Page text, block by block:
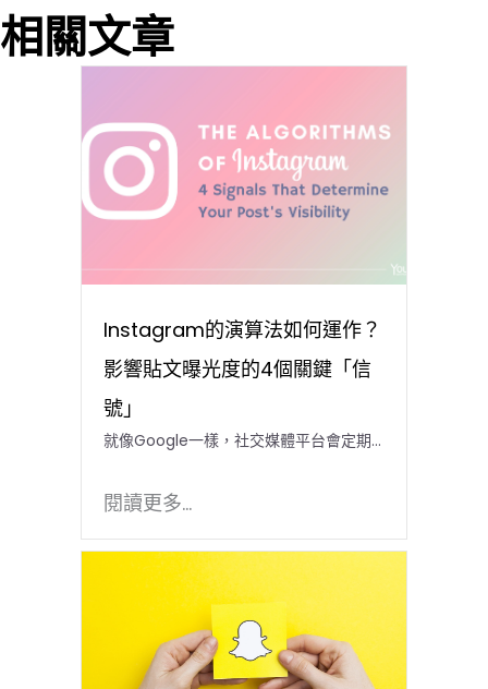
相關文章
Instagram的演算法如何運作？
影響貼文曝光度的4個關鍵「信
號」
就像Google一樣，社交媒體平台會定期...
閱讀更多...